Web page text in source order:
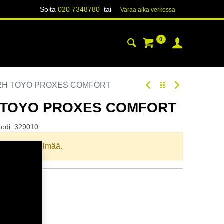
Soita 020 7348780tai Varaa aika verk​​​​ossa
0
TOYO PROXES COMFORT
PROXES COMFORT
329010
yhdistelmää.